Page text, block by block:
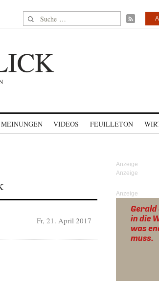
Suche nach:
MEINUNGEN VIDEOS FEUILLETON
Fr, 21. April 2017
Anzeige